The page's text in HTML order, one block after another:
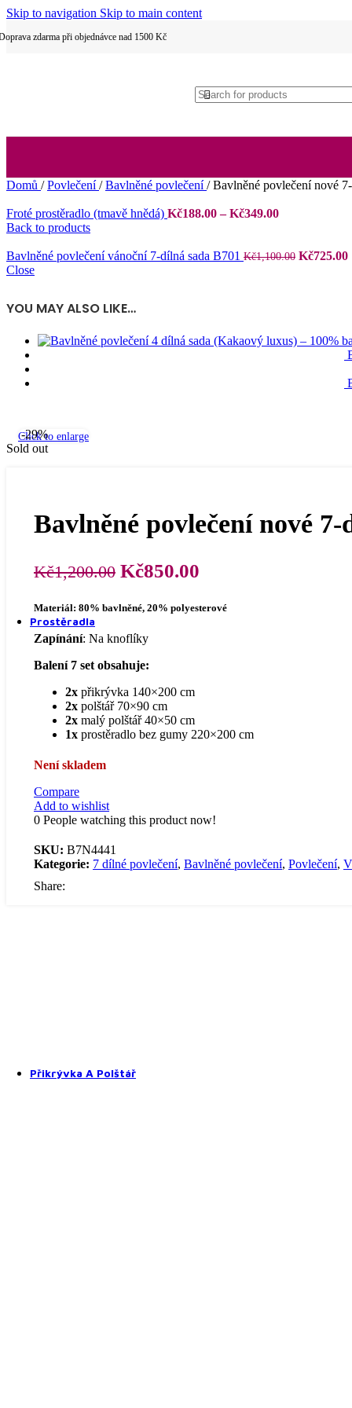
Skip to navigation Skip to main content
zdarma při objednávce nad 1500 Kč
Dětské povlečení
2 dílné povlečení
6 dílné povlečení
7 dílné povlečení
Prostěradla
Jersey prostěradla
Přikrývka A Polštář
Domů / Povlečení/ Bavlněné povlečení/ Bavlněné povlečení nové
Froté prostěradlo (tmavě hnědá) Kč188.00 – Kč349.00Rozpětí
až
Back to products
Bavlněné povlečení vánoční 7-dílná sada B701 Kč1,100.00 Původní
Kč725.00
Close
YOU MAY ALSO LIKE…
-29%
Sold out
Click to enlarge
Bavlněné povlečení nové
Kč1,200.00 Původní
byla:
Kč1,200.00.
Kč850.00
je:
Materiál: 80% bavlněné, 20% polyesterové
Zapínání: Na knoflíky
Balení 7 set obsahuje:
2x přikrývka 140×200 cm
2x polštář 70×90 cm
2x malý polštář 40×50 cm
1x prostěradlo bez gumy 220×200 cm
Není skladem
Compare
Add to wishlist
0 People watching this product now!
SKU: B7N4441
Kategorie: 7 dílné povlečení, Bavlněné povlečení, Povlečení,
Share: